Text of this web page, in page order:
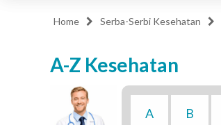
Home Serba-Serbi Kesehatan
A-Z Kesehatan
A B